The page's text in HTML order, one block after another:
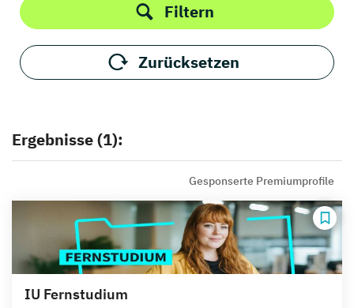
Filtern
Zurücksetzen
Ergebnisse (1):
Gesponserte Premiumprofile
IU Fernstudium